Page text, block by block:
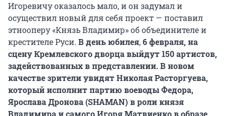
Игоревичу оказалось мало, и он задумал и
осуществил новый для себя проект — поставил
этнооперу «Князь Владимир» об объединителe и
крестителе Руси. В день юбилея,6 февраля, на
сцену Кремлевского дворца выйдут 150 артистов,
задействованных в представлении. В новом
качестве зрители увидят Николая Расторгуева,
который исполнит партию воеводы Федора,
Ярослава Дронова (SHAMAN) в роли князя
Владимира и самого Игоря Матвиенко в образе